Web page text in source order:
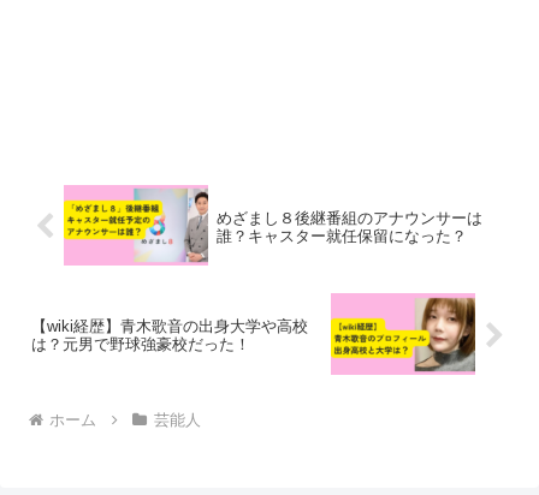
めざまし８後継番組のアナウンサーは
誰？キャスター就任保留になった？
【wiki経歴】青木歌音の出身大学や高校
は？元男で野球強豪校だった！
ホーム 芸能人